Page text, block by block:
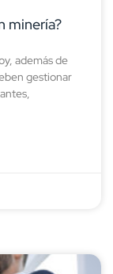
minería?
además de
gestionar